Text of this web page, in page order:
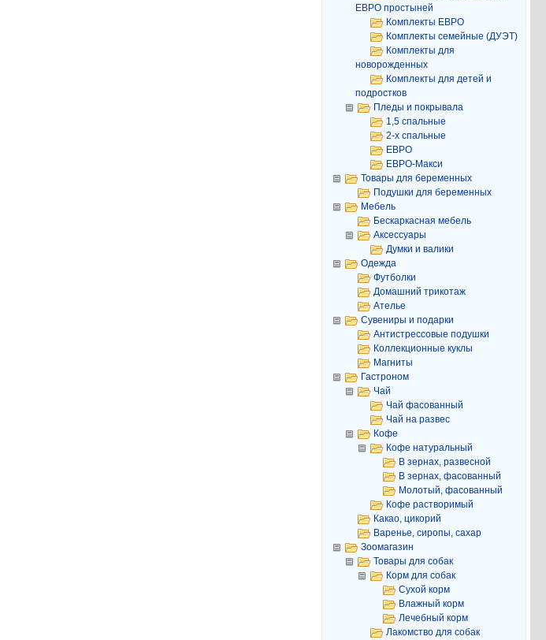
ЕВРО простыней
Комплекты ЕВРО
Комплекты семейные (ДУЭТ)
Комплекты для
новорожденных
Комплекты для детей и
подростков
Пледы и покрывала
1,5 спальные
2-х спальные
ЕВРО
ЕВРО-Макси
Товары для беременных
Подушки для беременных
Мебель
Бескаркасная мебель
Аксессуары
Думки и валики
Одежда
Футболки
Домашний трикотаж
Ателье
Сувениры и подарки
Антистрессовые подушки
Коллекционные куклы
Магниты
Гастроном
Чай
Чай фасованный
Чай на развес
Кофе
Кофе натуральный
В зернах, развесной
В зернах, фасованный
Молотый, фасованный
Кофе растворимый
Какао, цикорий
Варенье, сиропы, сахар
Зоомагазин
Товары для собак
Корм для собак
Сухой корм
Влажный корм
Лечебный корм
Лакомство для собак